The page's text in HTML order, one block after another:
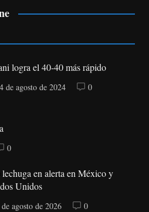
logra el 40-40 más rápido
de agosto de 2024 0
0
en alerta en México y
Unidos
agosto de 2026 0